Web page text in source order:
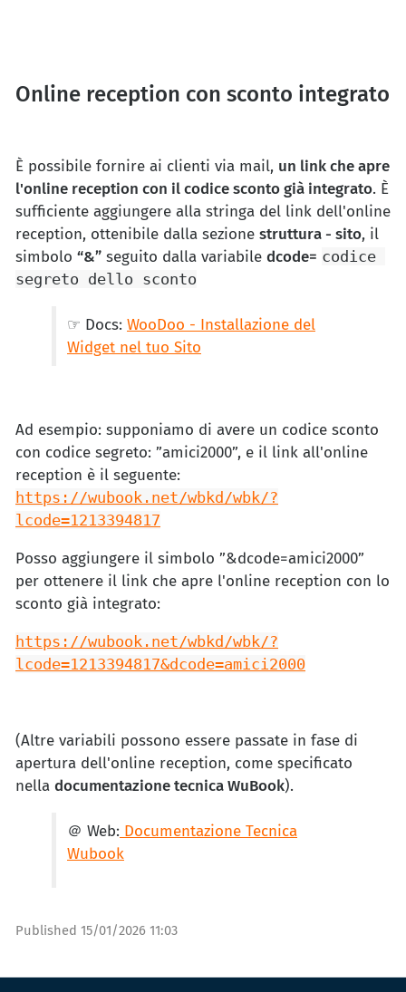
Online reception con sconto integrato
È possibile fornire ai clienti via mail, un link che apre
l'online reception con il codice sconto già integrato. È
sufficiente aggiungere alla stringa del link dell'online
reception, ottenibile dalla sezione struttura - sito, il
simbolo “&” seguito dalla variabile dcode= codice
segreto dello sconto
☞ Docs: WooDoo - Installazione del
Widget nel tuo Sito
Ad esempio: supponiamo di avere un codice sconto
con codice segreto: ”amici2000”, e il link all'online
reception è il seguente:
https://wubook.net/wbkd/wbk/?
lcode=1213394817
Posso aggiungere il simbolo ”&dcode=amici2000”
per ottenere il link che apre l'online reception con lo
sconto già integrato:
https://wubook.net/wbkd/wbk/?
lcode=1213394817&dcode=amici2000
(Altre variabili possono essere passate in fase di
apertura dell'online reception, come specificato
nella documentazione tecnica WuBook).
＠ Web: Documentazione Tecnica
Wubook
Published 15/01/2026 11:03